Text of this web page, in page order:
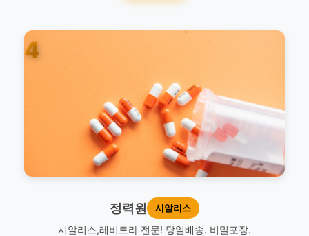
4
정력원 시알리스
시알리스,레비트라 전문! 당일배송. 비밀포장.